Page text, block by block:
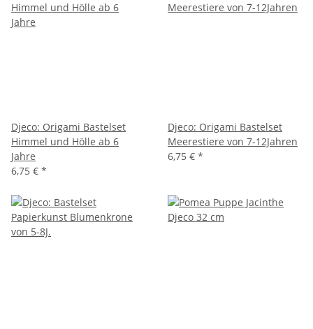
Djeco: Origami Bastelset
Himmel und Hölle ab 6
Jahre
6,75 € *
Djeco: Origami Bastelset
Meerestiere von 7-12Jahren
6,75 € *